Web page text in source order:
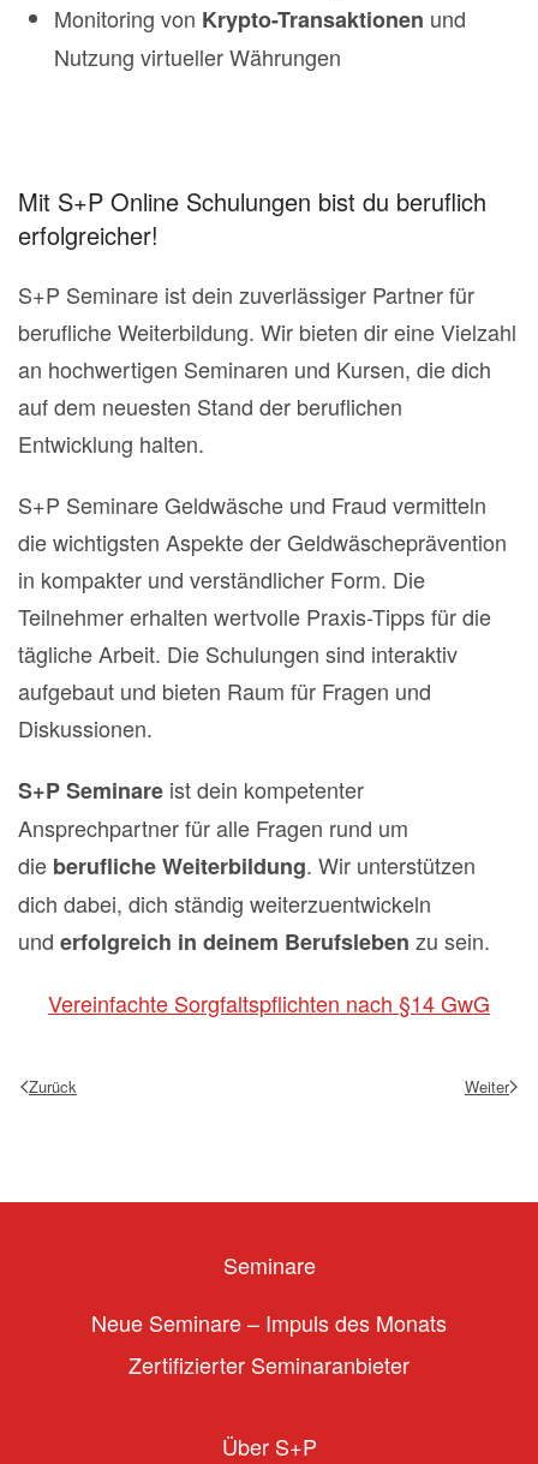
Monitoring von Krypto-Transaktionen und
Nutzung virtueller Währungen
Mit S+P Online Schulungen bist du beruflich
erfolgreicher!
S+P Seminare ist dein zuverlässiger Partner für
berufliche Weiterbildung. Wir bieten dir eine Vielzahl
an hochwertigen Seminaren und Kursen, die dich
auf dem neuesten Stand der beruflichen
Entwicklung halten.
S+P Seminare Geldwäsche und Fraud vermitteln
die wichtigsten Aspekte der Geldwäscheprävention
in kompakter und verständlicher Form. Die
Teilnehmer erhalten wertvolle Praxis-Tipps für die
tägliche Arbeit. Die Schulungen sind interaktiv
aufgebaut und bieten Raum für Fragen und
Diskussionen.
S+P Seminare ist dein kompetenter
Ansprechpartner für alle Fragen rund um
die berufliche Weiterbildung. Wir unterstützen
dich dabei, dich ständig weiterzuentwickeln
und erfolgreich in deinem Berufsleben zu sein.
Vereinfachte Sorgfaltspflichten nach §14 GwG
Zurück Weiter
Seminare
Neue Seminare – Impuls des Monats
Zertifizierter Seminaranbieter
Über S+P